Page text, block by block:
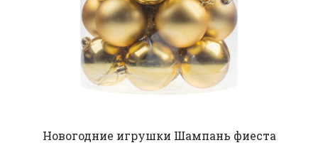
Новогодние игрушки Шампань фиеста